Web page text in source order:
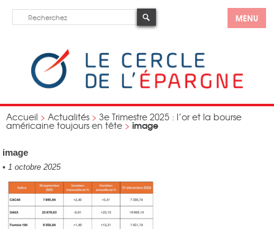
MENU
Accueil > Actualités > 3e Trimestre 2025 : l’or et la bourse
américaine toujours en tête > image
image
• 1 octobre 2025